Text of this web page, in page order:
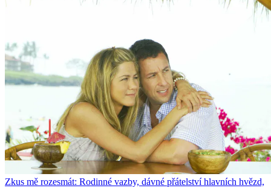
Zkus mě rozesmát: Rodinné vazby, dávné přátelství hlavních hvězd,